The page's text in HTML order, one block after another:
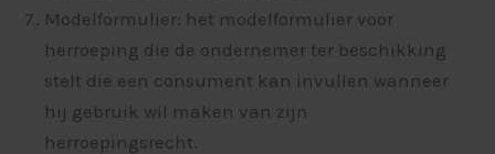
Modelformulier: het modelformulier voor
herroeping die de ondernemer ter beschikking
stelt die een consument kan invullen wanneer
hij gebruik wil maken van zijn
herroepingsrecht.